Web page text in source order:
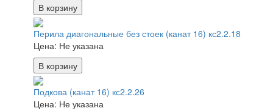
В корзину
Перила диагональные без стоек (канат 16) кс2.2.18
Цена: Не указана
В корзину
Подкова (канат 16) кс2.2.26
Цена: Не указана